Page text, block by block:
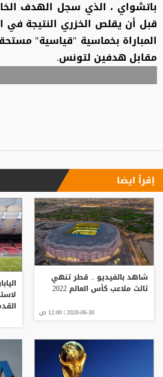
المباراة بخماسية "قياسية"
مقابل هدفين لتونس.
إقرأ ايضا
شاهد بالفيديو .. قطر تنهي
ثالث ملاعب كأس العالم 2022
2020-06-30 | 12:00 ص